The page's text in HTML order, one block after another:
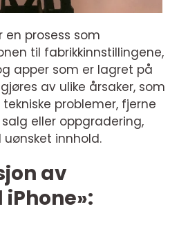
en prosess som
til fabrikkinnstillingene,
apper som er lagret på
av ulike årsaker, som
problemer, fjerne
eller oppgradering,
innhold.
av